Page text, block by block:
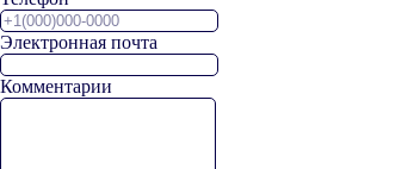
Электронная почта
Комментарии